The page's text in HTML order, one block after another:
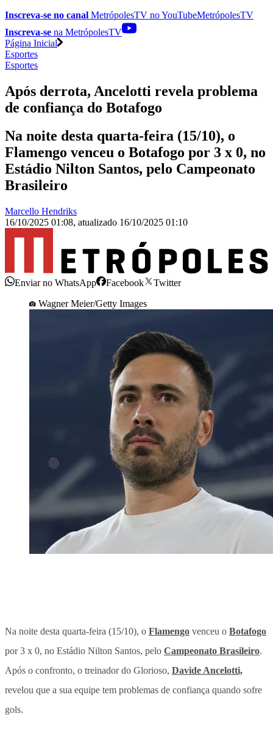
Inscreva-se no canal MetrópolesTV noYouTubeMetrópolesTV
Inscreva-se na MetrópolesTV
Página Inicial
Esportes
Esportes
Após derrota, Ancelotti revela problema
de confiança do Botafogo
Na noite desta quarta-feira (15/10), o
Flamengo venceu o Botafogo por 3 x 0, no
Estádio Nilton Santos, pelo Campeonato
Brasileiro
Marcello Hendriks
16/10/2025 01:08, atualizado 16/10/2025 01:10
Enviar no WhatsApp Facebook
Twitter
Wagner Meier/Getty Images
Na noite desta quarta-feira (15/10), o Flamengo venceu o Botafogo
por 3 x 0, no Estádio Nilton Santos, pelo Campeonato Brasileiro.
Após o confronto, o treinador do Glorioso, Davide Ancelotti,
revelou que a sua equipe tem problemas de confiança quando sofre
gols.